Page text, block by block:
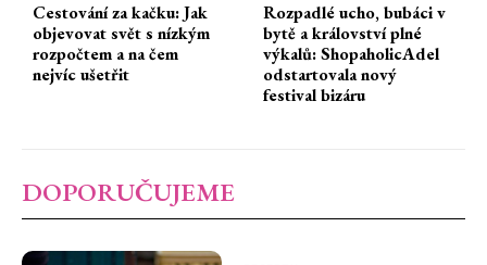
Cestování za kačku: Jak
objevovat svět s nízkým
rozpočtem a na čem
nejvíc ušetřit
Rozpadlé ucho, bubáci v
bytě a království plné
výkalů: ShopaholicAdel
odstartovala nový
festival bizáru
DOPORUČUJEME